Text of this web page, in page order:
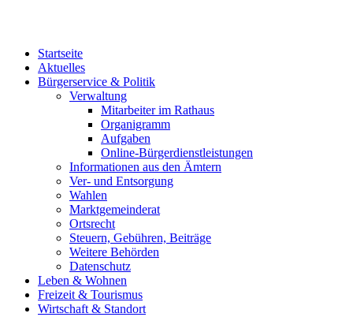
Startseite
Aktuelles
Bürgerservice & Politik
Verwaltung
Mitarbeiter im Rathaus
Organigramm
Aufgaben
Online-Bürgerdienstleistungen
Informationen aus den Ämtern
Ver- und Entsorgung
Wahlen
Marktgemeinderat
Ortsrecht
Steuern, Gebühren, Beiträge
Weitere Behörden
Datenschutz
Leben & Wohnen
Freizeit & Tourismus
Wirtschaft & Standort